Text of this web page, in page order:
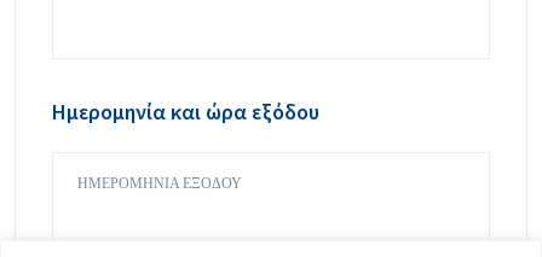
Ημερομηνία και ώρα εξόδου
ΗΜΕΡΟΜΗΝΊΑ ΕΞΌΔΟΥ